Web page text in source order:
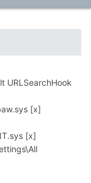
URLSearchHook
[x]
[x]